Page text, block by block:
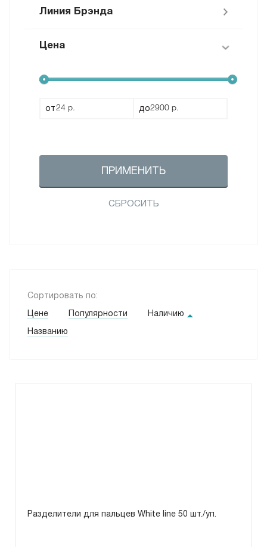
Линия Брэнда
Расходные материалы White Line (
Цена
от до
ПРИМЕНИТЬ
СБРОСИТЬ
Сортировать по:
Цене Популярности Наличию
Названию
Разделители для пальцев White line 50 шт./уп.